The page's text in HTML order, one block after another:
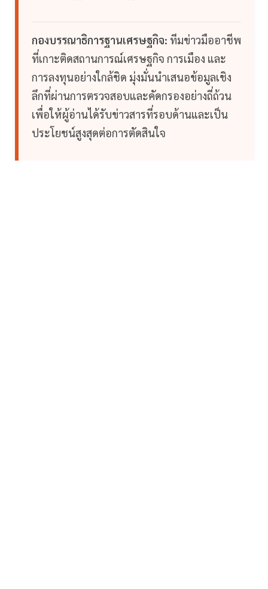
กองบรรณาธิการฐานเศรษฐกิจ: ทีมข่าวมืออาชีพ
ที่เกาะติดสถานการณ์เศรษฐกิจ การเมือง และ
การลงทุนอย่างใกล้ชิด มุ่งมั่นนำเสนอข้อมูลเชิง
ลึกที่ผ่านการตรวจสอบและคัดกรองอย่างถี่ถ้วน
เพื่อให้ผู้อ่านได้รับข่าวสารที่รอบด้านและเป็น
ประโยชน์สูงสุดต่อการตัดสินใจ